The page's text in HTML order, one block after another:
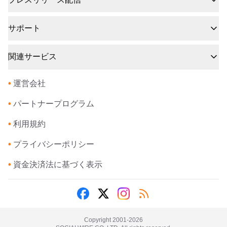
サポート
関連サービス
• 運営会社
• パートナープログラム
• 利用規約
• プライバシーポリシー
• 資金決済法に基づく表示
Copyright 2001-2026